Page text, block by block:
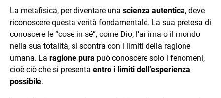
La metafisica, per diventare una scienza autentica, deve
riconoscere questa verità fondamentale. La sua pretesa di
conoscere le “cose in sé”, come Dio, l’anima o il mondo
nella sua totalità, si scontra con i limiti della ragione
umana. La ragione pura può conoscere solo i fenomeni,
cioè ciò che si presenta entro i limiti dell’esperienza
possibile.